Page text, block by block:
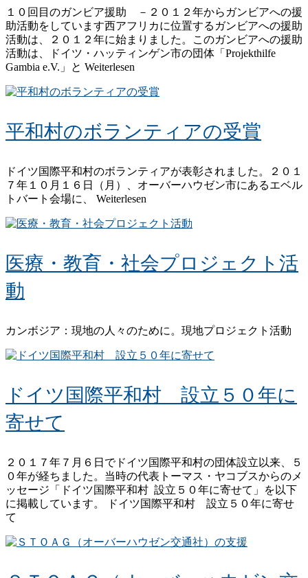
１０回目のガンビア援助 －２０１２年からガンビアへの援
助活動をしています西アフリカに位置するガンビアへの援助
活動は、２０１２年に始まりました。このガンビアへの援助
活動は、ドイツ・ハッティンゲン市の団体「Projekthilfe
Gambia e.V.」と Weiterlesen
平和村のボランティアの受賞
ドイツ国際平和村のボランティアが表彰されました。２０１
７年１０月１６日（月）、オーバーハウゼン市にあるエベル
トバート会場に、 Weiterlesen
医療・教育・社会プロジェクト活
動
カンボジア：現地の人々のために。現地プロジェクト活動
ドイツ国際平和村 設立５０年に
寄せて
２０１７年７月６日でドイツ国際平和村の団体設立以来、５
０年が経ちました。当時の代表トーマス・ヤコブスからのメ
ッセージ「ドイツ国際平和村 設立５０年に寄せて」を以下
に掲載しています。 ドイツ国際平和村 設立５０年に寄せ
て